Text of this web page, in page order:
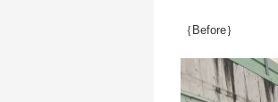
｛Before｝